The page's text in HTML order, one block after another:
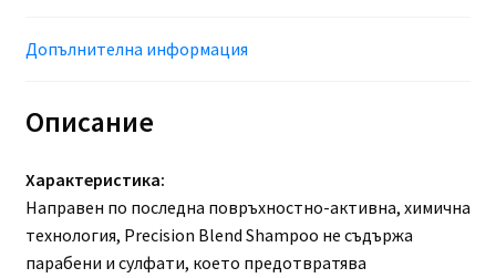
Допълнителна информация
Описание
Характеристика:
Направен по последна повръхностно-активна, химична
технология, Precision Blend Shampoo не съдържа
парабени и сулфати, което предотвратява